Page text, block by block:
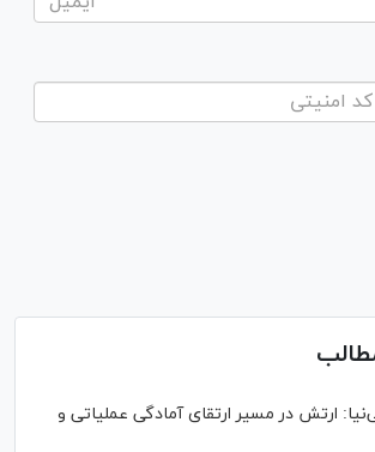
ارتش در مسیر ارتقای آمادگی عملیاتی و